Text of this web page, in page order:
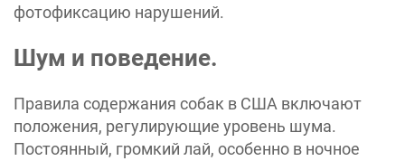
фотофиксацию нарушений.
Шум и поведение.
Правила содержания собак в США включают
положения, регулирующие уровень шума.
Постоянный, громкий лай, особенно в ночное